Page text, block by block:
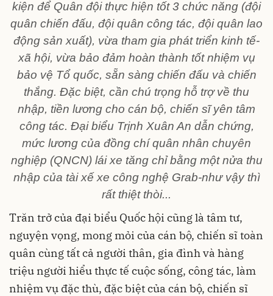
kiện để Quân đội thực hiện tốt 3 chức năng (đội
quân chiến đấu, đội quân công tác, đội quân lao
động sản xuất), vừa tham gia phát triển kinh tế-
xã hội, vừa bảo đảm hoàn thành tốt nhiệm vụ
bảo vệ Tổ quốc, sẵn sàng chiến đấu và chiến
thắng. Đặc biệt, cần chú trọng hỗ trợ về thu
nhập, tiền lương cho cán bộ, chiến sĩ yên tâm
công tác. Đại biểu Trịnh Xuân An dẫn chứng,
mức lương của đồng chí quân nhân chuyên
nghiệp (QNCN) lái xe tăng chỉ bằng một nửa thu
nhập của tài xế xe công nghệ Grab-như vậy thì
rất thiệt thòi...
Trăn trở của đại biểu Quốc hội cũng là tâm tư,
nguyện vọng, mong mỏi của cán bộ, chiến sĩ toàn
quân cùng tất cả người thân, gia đình và hàng
triệu người hiểu thực tế cuộc sống, công tác, làm
nhiệm vụ đặc thù, đặc biệt của cán bộ, chiến sĩ